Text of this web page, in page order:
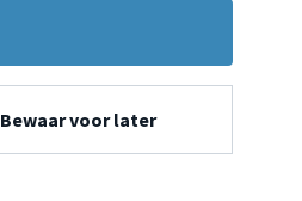
Bewaar voor later